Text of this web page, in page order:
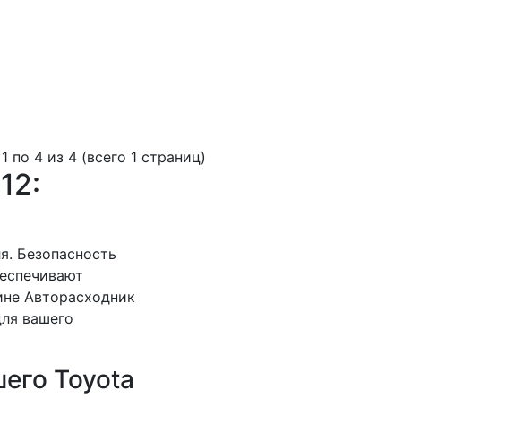
по 4 из 4 (всего 1 страниц)
Безопасность
Авторасходник
вашего
Toyota